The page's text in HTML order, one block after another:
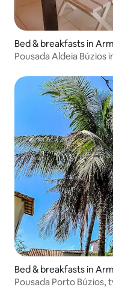
Bed & breakfasts in
Pousada Aldeia
Bed & breakfasts in
Pousada Porto